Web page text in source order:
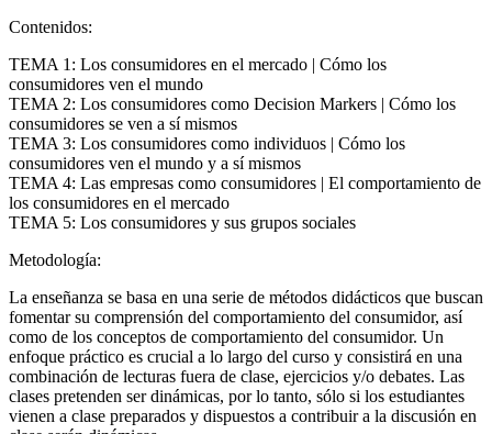
Contenidos:
TEMA 1: Los consumidores en el mercado | Cómo los
consumidores ven el mundo
TEMA 2: Los consumidores como Decision Markers | Cómo los
consumidores se ven a sí mismos
TEMA 3: Los consumidores como individuos | Cómo los
consumidores ven el mundo y a sí mismos
TEMA 4: Las empresas como consumidores | El comportamiento de
los consumidores en el mercado
TEMA 5: Los consumidores y sus grupos sociales
Metodología:
La enseñanza se basa en una serie de métodos didácticos que buscan
fomentar su comprensión del comportamiento del consumidor, así
como de los conceptos de comportamiento del consumidor. Un
enfoque práctico es crucial a lo largo del curso y consistirá en una
combinación de lecturas fuera de clase, ejercicios y/o debates. Las
clases pretenden ser dinámicas, por lo tanto, sólo si los estudiantes
vienen a clase preparados y dispuestos a contribuir a la discusión en